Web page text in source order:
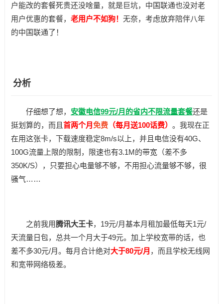
户能改的套餐死贵还没啥量，就是巨坑，中国联通也没对老
用户优惠的套餐， 老用户不如狗！ 无奈，考虑放弃陪伴八年
的中国联通了！
分析
仔细想了想， 安徽电信99元/月的省内不限流量套餐还是
挺划算的，而且 首两个月免费（每月送100话费） 。我现在正
在用这张卡，下载速度稳定8m/s以上，并且电信没有40G、
100G流量上限的限制，限速也有3.1M的带宽（差不多
350K/S），只要担心电量够不够，不用担心流量够不够，很
骚气……
之前我用腾讯大王卡，19元/月基本月租加最低每天1元/
天流量日包，总共一个月大于49元。加上学校宽带的话，也
差不多30元/月。每月合计绝对大于80元/月 ，而且学校无线网
和宽带网络极差。